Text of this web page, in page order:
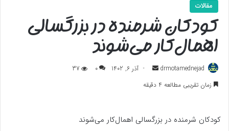
مقالات
کودکان شرمنده در بزرگسالی
اهمال‌کار می‌شوند
drmotamednejad
ارسال
به
آذر 6, 1402 0
37
زمان تقریبی مطالعه 4 دقیقه
کودکان شرمنده در بزرگسالی اهمال‌کار می‌شوند